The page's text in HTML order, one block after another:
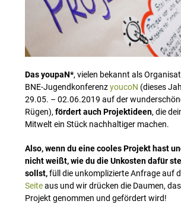
Das youpaN*, vielen bekannt als
BNE-JugendkonferenzyoucoN (dieses
29.05. – 02.06.2019 auf der
Rügen),fördert auch Projektideen, die
Mitwelt ein Stück nachhaltiger machen.
Also, wenn du eine cooles Projekt hast
nicht weißt, wie du die Unkosten dafür
sollst,füll die unkomplizierte Anfrage auf
Seiteaus und wir drücken die Daumen,
Projekt genommen und gefördert wird!